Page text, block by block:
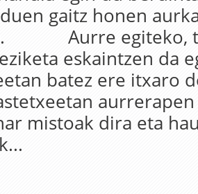
gaitz honen
Aurre egiteko,
eskaintzen da
batez ere itxaro
mistoak dira eta